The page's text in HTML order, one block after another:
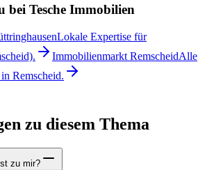
bei Tesche Immobilien
Lokale Expertise für
Immobilienmarkt RemscheidAlle
Remscheid.
zu diesem Thema
zu mir?